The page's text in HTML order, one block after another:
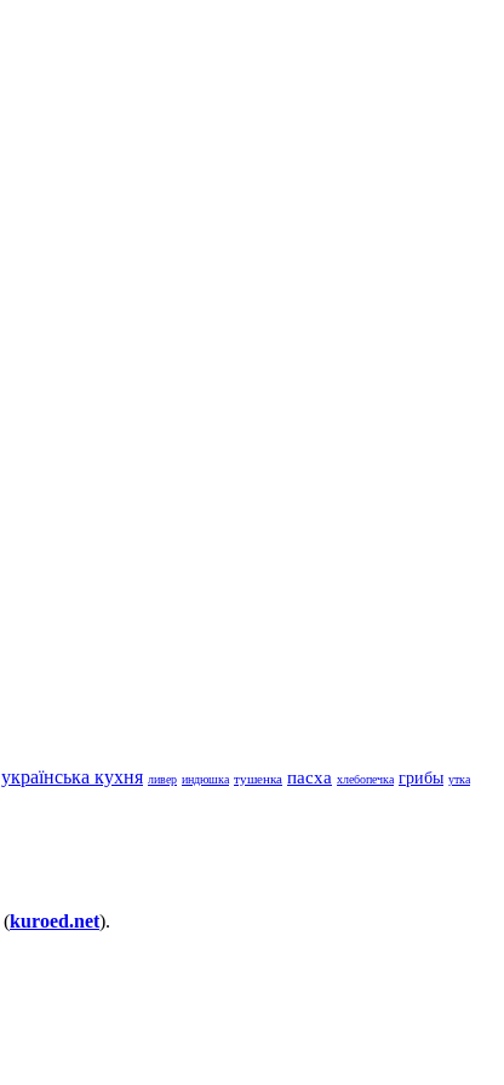
українська кухня ливер индюшка тушенка пасха хлебопечка грибы утка
(kuroed.net).